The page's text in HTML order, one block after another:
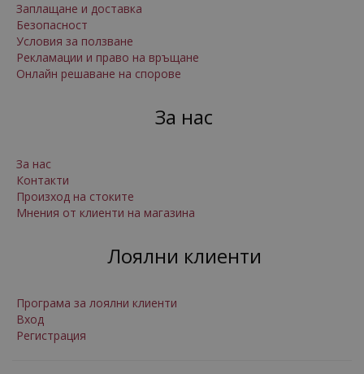
Заплащане и доставка
Безопасност
Условия за ползване
Рекламации и право на връщане
Онлайн решаване на спорове
За нас
За нас
Контакти
Произход на стоките
Мнения от клиенти на магазина
Лоялни клиенти
Програма за лоялни клиенти
Вход
Регистрация